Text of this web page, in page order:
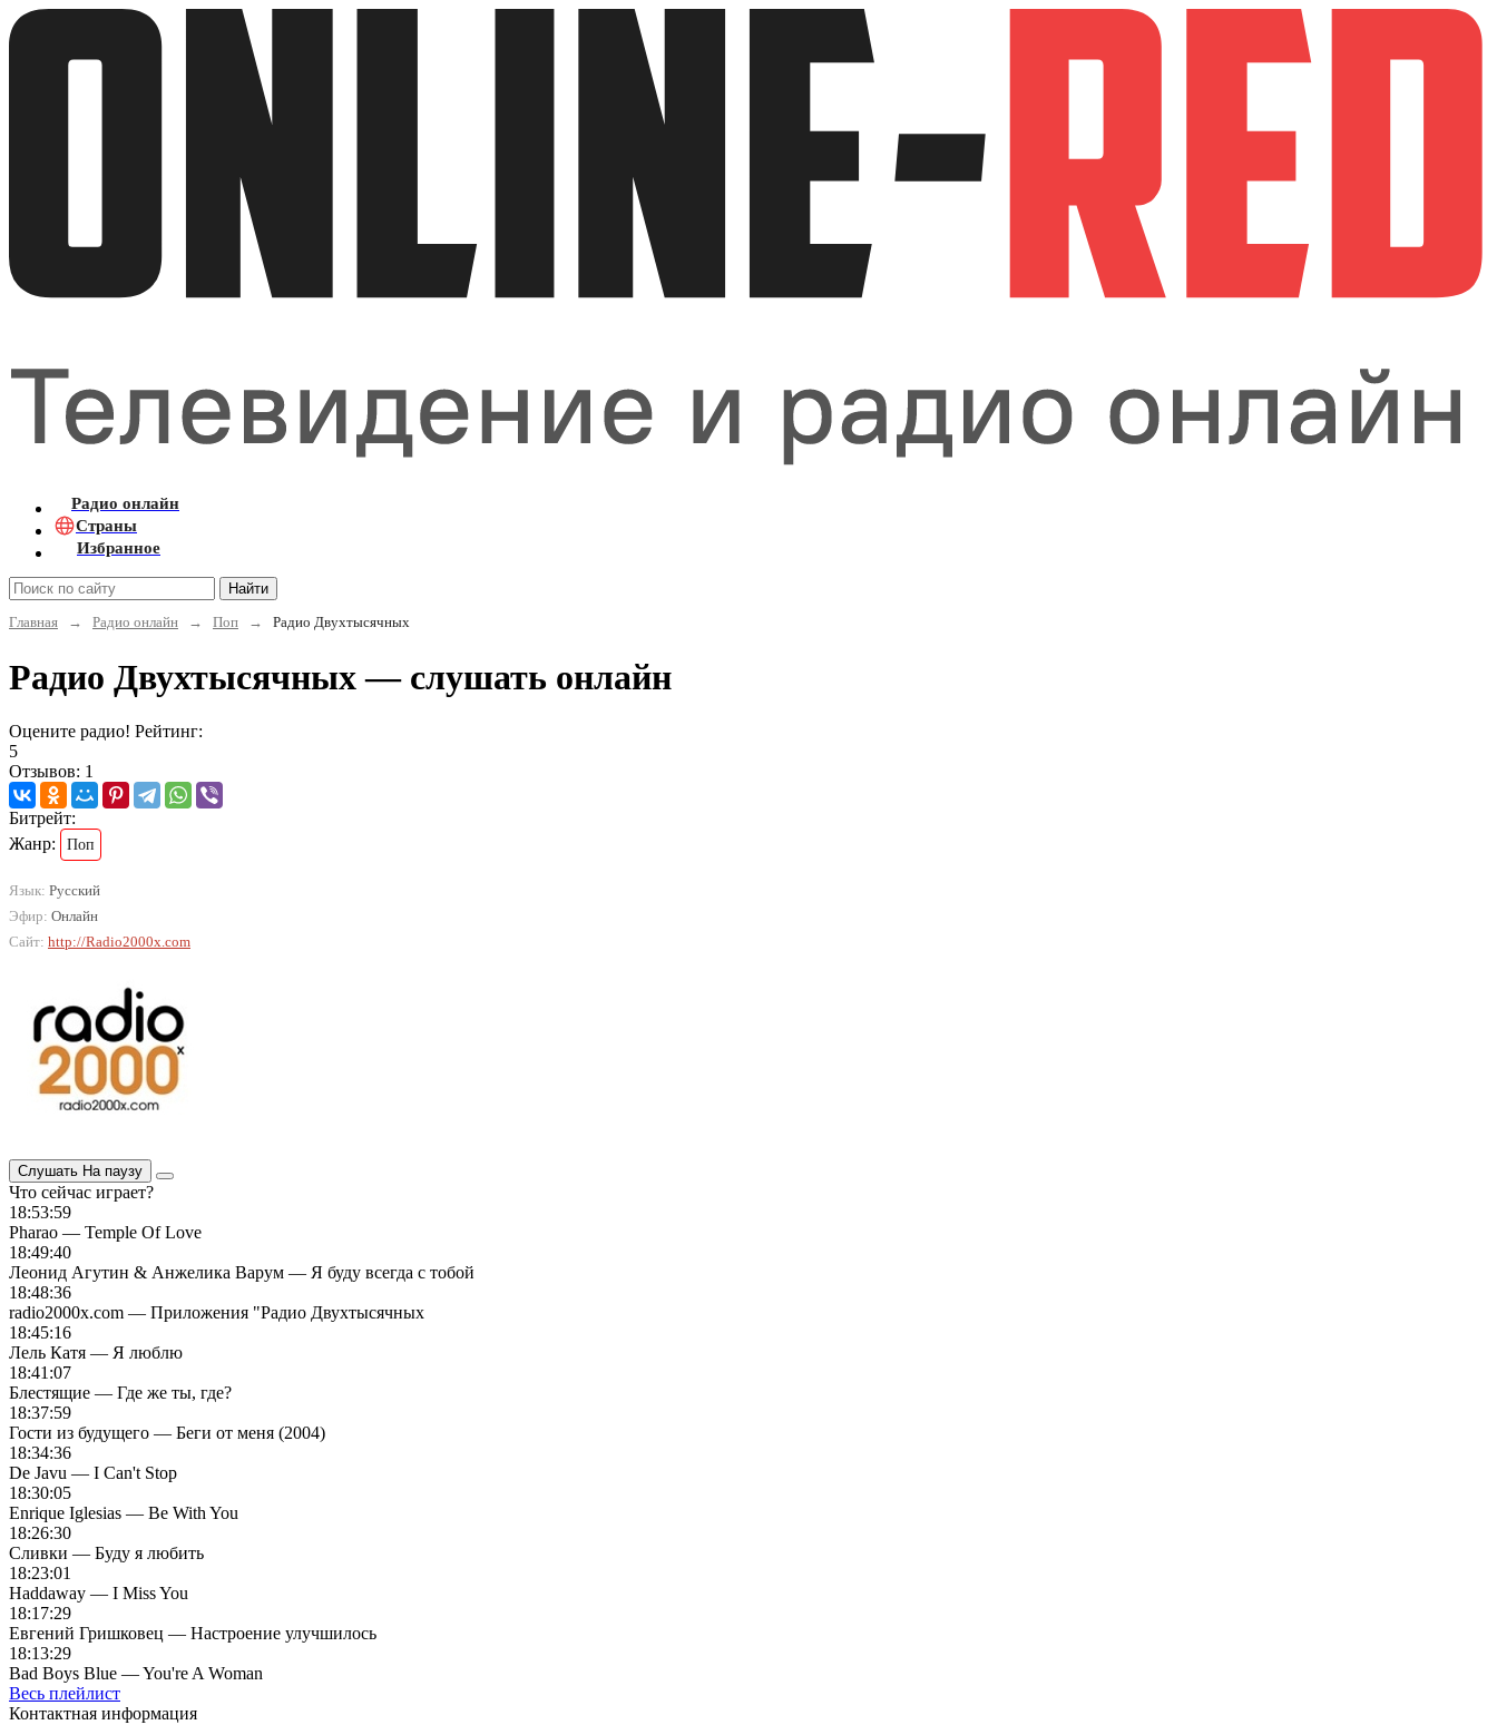
Радио онлайн
Страны
Избранное
Найти
Главная
→ Радио онлайн → Поп → Радио Двухтысячных
Радио Двухтысячных — слушать онлайн
Оцените радио! Рейтинг:
5
Отзывов: 1
Битрейт:
Жанр:
Поп
Язык: Русский
Эфир: Онлайн
Сайт: http://Radio2000x.com
Слушать На паузу
Что сейчас играет?
18:53:59
Pharao — Temple Of Love
18:49:40
Леонид Агутин & Анжелика Варум — Я буду всегда с тобой
18:48:36
radio2000x.com — Приложения "Радио Двухтысячных
18:45:16
Лель Катя — Я люблю
18:41:07
Блестящие — Где же ты, где?
18:37:59
Гости из будущего — Беги от меня (2004)
18:34:36
De Javu — I Can't Stop
18:30:05
Enrique Iglesias — Be With You
18:26:30
Сливки — Буду я любить
18:23:01
Haddaway — I Miss You
18:17:29
Евгений Гришковец — Настроение улучшилось
18:13:29
Bad Boys Blue — You're A Woman
Весь плейлист
Контактная информация